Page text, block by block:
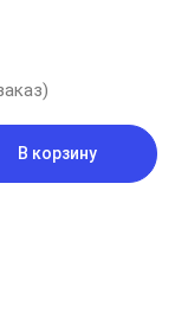
В корзину